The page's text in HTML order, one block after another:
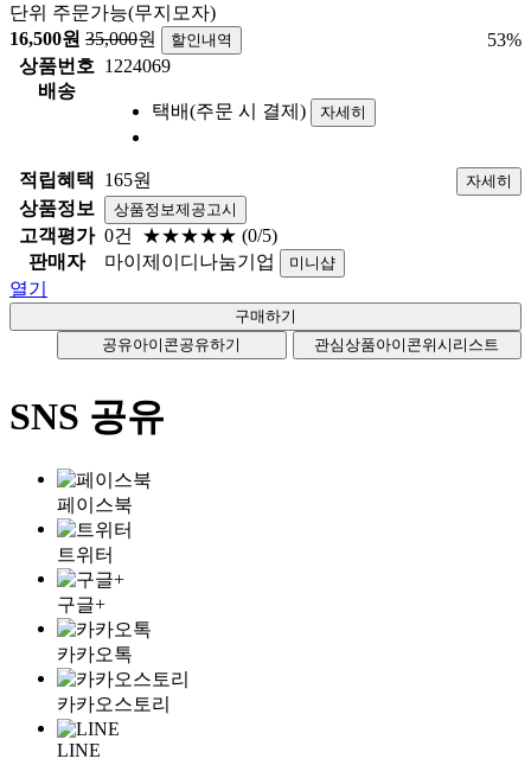
단위 주문가능(무지모자)
16,500원 35,000원 할인내역 53%
상품번호 1224069
배송
택배(주문 시 결제)
자세히
적립혜택 165원 자세히
상품정보 상품정보제공고시
고객평가 0건 ★★★★★ (0/5)
판매자
마이제이디나눔기업 미니샵
열기
공유아이콘공유하기 관심상품아이콘위시리스트
SNS 공유
페이스북
트위터
구글+
카카오톡
카카오스토리
LINE